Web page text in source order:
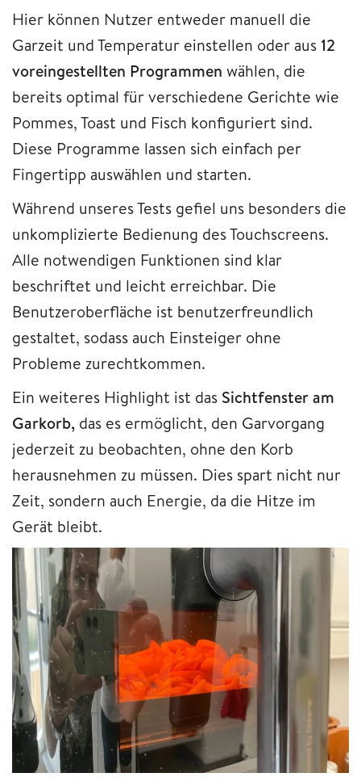
Hier können Nutzer entweder manuell die
Garzeit und Temperatur einstellen oder aus12
voreingestellten Programmen wählen, die
bereits optimal für verschiedene Gerichte wie
Pommes, Toast und Fisch konfiguriert sind.
Diese Programme lassen sich einfach per
Fingertipp auswählen und starten.
Während unseres Tests gefiel uns besonders die
unkomplizierte Bedienung des Touchscreens.
Alle notwendigen Funktionen sind klar
beschriftet und leicht erreichbar. Die
Benutzeroberfläche ist benutzerfreundlich
gestaltet, sodass auch Einsteiger ohne
Probleme zurechtkommen.
Ein weiteres Highlight ist das Sichtfenster am
Garkorb, das es ermöglicht, den Garvorgang
jederzeit zu beobachten, ohne den Korb
herausnehmen zu müssen. Dies spart nicht nur
Zeit, sondern auch Energie, da die Hitze im
Gerät bleibt.